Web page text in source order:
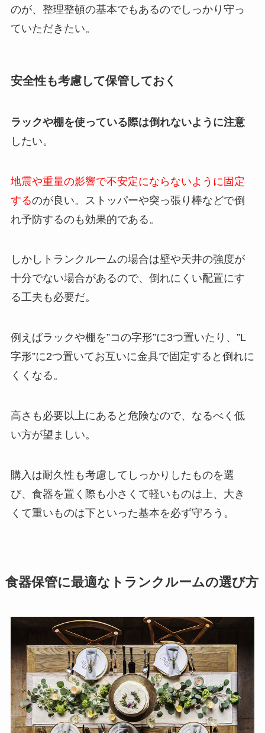
のが、整理整頓の基本でもあるのでしっかり守っ
ていただきたい。
安全性も考慮して保管しておく
ラックや棚を使っている際は倒れないように注意
したい。
地震や重量の影響で不安定にならないように固定
するのが良い。ストッパーや突っ張り棒などで倒
れ予防するのも効果的である。
しかしトランクルームの場合は壁や天井の強度が
十分でない場合があるので、倒れにくい配置にす
る工夫も必要だ。
例えばラックや棚を”コの字形”に3つ置いたり、”L
字形”に2つ置いてお互いに金具で固定すると倒れに
くくなる。
高さも必要以上にあると危険なので、なるべく低
い方が望ましい。
購入は耐久性も考慮してしっかりしたものを選
び、食器を置く際も小さくて軽いものは上、大き
くて重いものは下といった基本を必ず守ろう。
食器保管に最適なトランクルームの選び方